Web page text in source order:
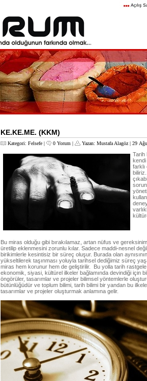
KE.KE.ME. (KKM)
Kategori: Felsefe | 0 Yorum | Yazan: Mustafa Alagöz | 29
Tarih
Bu miras olduğu gibi bırakılamaz, artan nüfus ve
üretilip eklenmesini zorunlu kılar. Sadece maddi-nesnel
birikimlerle kesintisiz bir süreç oluşur. Burada olan
yükseltilerek taşınması yoluyla tarihsel dediğimiz süreç
miras hem korunur hem de geliştirilir. Bu yolla tarih rastgele
ekonomik, siyasi, kültürel ilkeler bağlamında devindiği için
öngörüler, tasarımlar ve projeler bilimsel yöntemlerle
bütünlüğüdür ve toplum bilimi, tarih bilimi bir yandan bu
tasarımlar ve projeler oluşturmak anlamına gelir.